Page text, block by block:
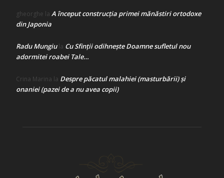
gheorghe la A început construcţia primei mănăstiri ortodoxe
din Japonia
Radu Mungiula Cu Sfinții odihnește Doamne sufletul nou
adormitei roabei Tale…
Crina Marina la Despre păcatul malahiei (masturbării) şi
onaniei (pazei de a nu avea copii)